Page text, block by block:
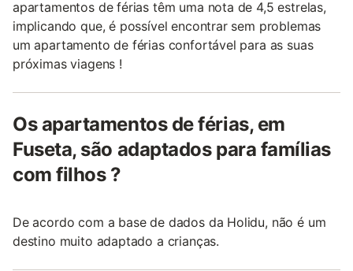
apartamentos de férias têm uma nota de 4,5 estrelas,
implicando que, é possível encontrar sem problemas
um apartamento de férias confortável para as suas
próximas viagens !
Os apartamentos de férias, em
Fuseta, são adaptados para famílias
com filhos ?
De acordo com a base de dados da Holidu, não é um
destino muito adaptado a crianças.